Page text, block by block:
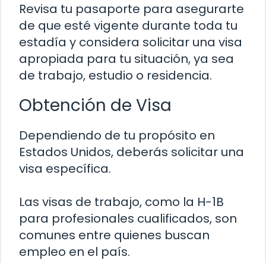
Revisa tu pasaporte para asegurarte
de que esté vigente durante toda tu
estadía y considera solicitar una visa
apropiada para tu situación, ya sea
de trabajo, estudio o residencia.
Obtención de Visa
Dependiendo de tu propósito en
Estados Unidos, deberás solicitar una
visa específica.
Las visas de trabajo, como la H-1B
para profesionales cualificados, son
comunes entre quienes buscan
empleo en el país.